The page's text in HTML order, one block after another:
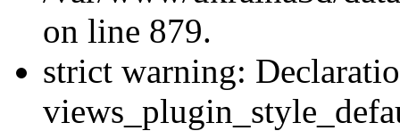
on line 879.
strict warning: